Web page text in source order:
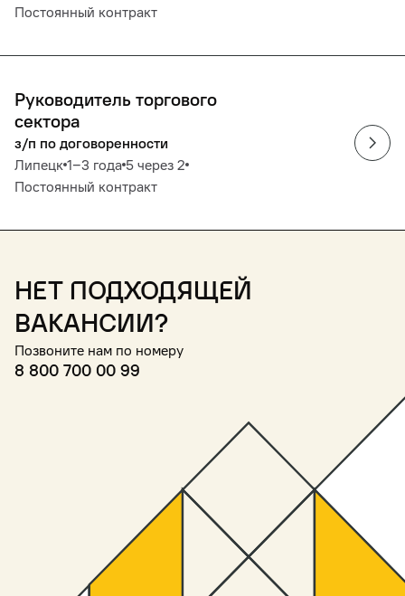
Постоянный контракт
Руководитель торгового
сектора
з/п по договоренности
Липецк 1‒3 года 5 через 2
Постоянный контракт
Нет подходящей
вакансии?
Позвоните нам по номеру
8 800 700 00 99